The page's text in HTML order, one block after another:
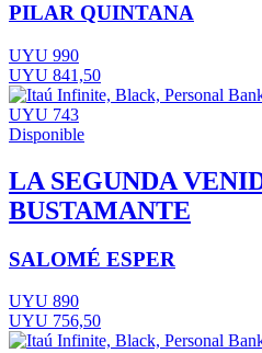
PILAR QUINTANA
UYU 990
UYU 841,50
UYU 743
Disponible
LA SEGUNDA
BUSTAMANTE
SALOMÉ ESPER
UYU 890
UYU 756,50